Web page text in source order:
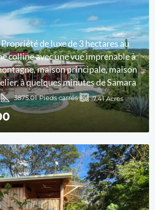
de luxe de 3 hectares au
colline avec une vue imprenable à
maison principale, maison
à quelques minutes de Samara
3875.01 Pieds carrés 7.41Acres